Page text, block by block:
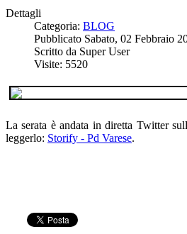
Dettagli
Categoria: BLOG
Pubblicato Sabato, 02 Febbraio
Scritto da Super User
Visite: 5520
La serata è andata in diretta Twitter
leggerlo: Storify - Pd Varese.